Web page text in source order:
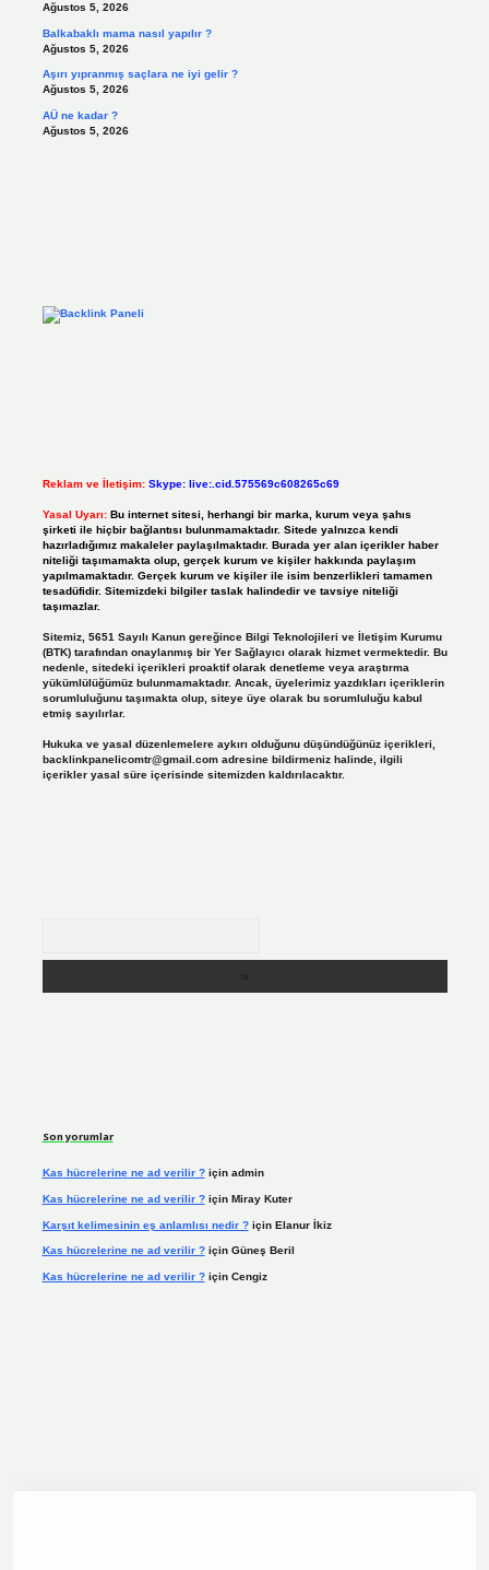
Ağustos 5, 2026
Balkabaklı mama nasıl yapılır ?
Ağustos 5, 2026
Aşırı yıpranmış saçlara ne iyi gelir ?
Ağustos 5, 2026
AÜ ne kadar ?
Ağustos 5, 2026
Reklam ve İletişim: Skype: live:.cid.575569c608265c69
Yasal Uyarı: Bu internet sitesi, herhangi bir marka, kurum veya şahıs
şirketi ile hiçbir bağlantısı bulunmamaktadır. Sitede yalnızca kendi
hazırladığımız makaleler paylaşılmaktadır. Burada yer alan içerikler haber
niteliği taşımamakta olup, gerçek kurum ve kişiler hakkında paylaşım
yapılmamaktadır. Gerçek kurum ve kişiler ile isim benzerlikleri tamamen
tesadüfidir. Sitemizdeki bilgiler taslak halindedir ve tavsiye niteliği
taşımazlar.
Sitemiz, 5651 Sayılı Kanun gereğince Bilgi Teknolojileri ve İletişim Kurumu
(BTK) tarafından onaylanmış bir Yer Sağlayıcı olarak hizmet vermektedir. Bu
nedenle, sitedeki içerikleri proaktif olarak denetleme veya araştırma
yükümlülüğümüz bulunmamaktadır. Ancak, üyelerimiz yazdıkları içeriklerin
sorumluluğunu taşımakta olup, siteye üye olarak bu sorumluluğu kabul
etmiş sayılırlar.
Hukuka ve yasal düzenlemelere aykırı olduğunu düşündüğünüz içerikleri,
backlinkpanelicomtr@gmail.comadresine bildirmeniz halinde, ilgili
içerikler yasal süre içerisinde sitemizden kaldırılacaktır.
Son yorumlar
Kas hücrelerine ne ad verilir ?için admin
Kas hücrelerine ne ad verilir ?için Miray Kuter
Karşıt kelimesinin eş anlamlısı nedir ?için Elanur İkiz
Kas hücrelerine ne ad verilir ?için Güneş Beril
Kas hücrelerine ne ad verilir ?için Cengiz